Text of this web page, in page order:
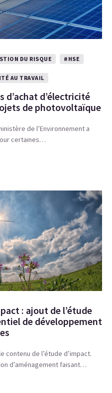
DU RISQUE #HSE
AU TRAVAIL
d’achat d’électricité
de photovoltaïque
de l’Environnement a
certaines…
: ajout de l’étude
de développement
contenu de l’étude d’impact.
d’aménagement faisant…